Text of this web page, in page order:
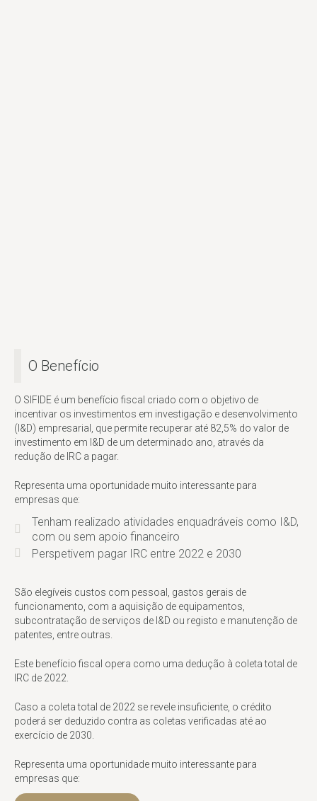
O Benefício
O SIFIDE é um benefício fiscal criado com o objetivo de
incentivar os investimentos em investigação e desenvolvimento
(I&D) empresarial, que permite recuperar até 82,5% do valor de
investimento em I&D de um determinado ano, através da
redução de IRC a pagar.
Representa uma oportunidade muito interessante para
empresas que:
Tenham realizado atividades enquadráveis como I&D,
com ou sem apoio financeiro
Perspetivem pagar IRC entre 2022 e 2030
São elegíveis custos com pessoal, gastos gerais de
funcionamento, com a aquisição de equipamentos,
subcontratação de serviços de I&D ou registo e manutenção de
patentes, entre outras.
Este benefício fiscal opera como uma dedução à coleta total de
IRC de 2022.
Caso a coleta total de 2022 se revele insuficiente, o crédito
poderá ser deduzido contra as coletas verificadas até ao
exercício de 2030.
Representa uma oportunidade muito interessante para
empresas que: